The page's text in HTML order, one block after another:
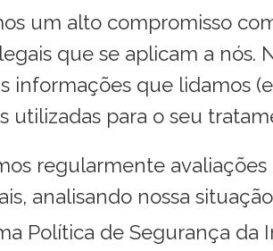
um alto compromisso
que se aplicam a
informações que lidamos
utilizadas para o seu
regularmente
analisando nossa
Política de Segurança